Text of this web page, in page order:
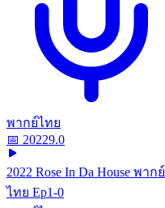
พากย์ไทย
📅 20229.0
2022 Rose In Da House พากย์
ไทย Ep1-0